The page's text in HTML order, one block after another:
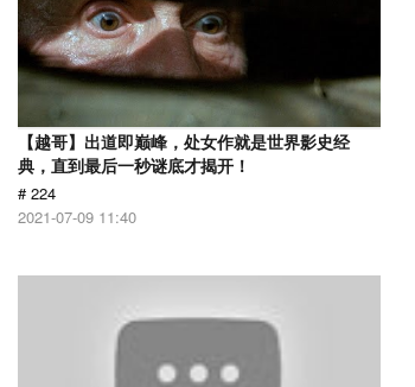
【越哥】出道即巅峰，处女作就是世界影史经
典，直到最后一秒谜底才揭开！
# 224
2021-07-09 11:40